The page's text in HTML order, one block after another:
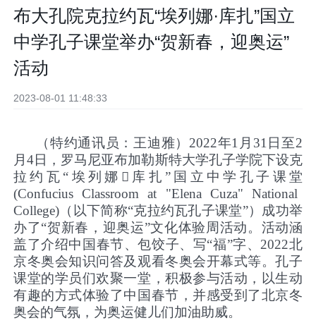
布大孔院克拉约瓦“埃列娜·库扎”国立
中学孔子课堂举办“贺新春，迎奥运”
活动
2023-08-01 11:48:33
（特约通讯员：王迪雅）2022年1 月 31 日至2
月4日，罗马尼亚布加勒斯特大学孔子学院下设克
拉约瓦“埃列娜  库扎”国立中学孔子课堂
(Confucius Classroom at "Elena Cuza" National
College) （以下简称“克拉约瓦孔子课堂”）成功举
办了“贺新春，迎奥运”文化体验周活动。活动涵
盖了介绍中国春节、包饺子、写“福”字、2022北
京冬奥会知识问答及观看冬奥会开幕式等。孔子
课堂的学员们欢聚一堂，积极参与活动，以生动
有趣的方式体验了中国春节，并感受到了北京冬
奥会的气氛，为奥运健儿们加油助威。